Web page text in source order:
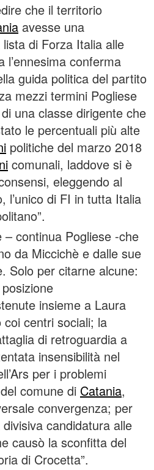
che il territorio
avesse una
di Forza Italia alle
l’ennesima conferma
guida politica del partito
mezzi termini Pogliese
una classe dirigente che
le percentuali più alte
politiche del marzo 2018
comunali, laddove si è
eleggendo al
l’unico di FI in tutta Italia
– continua Pogliese -che
da Miccichè e dalle sue
Solo per citarne alcune:
insieme a Laura
centri sociali; la
di retroguardia a
insensibilità nel
per i problemi
comune di Catania,
convergenza; per
candidatura alle
causò la sconfitta del
di Crocetta”.